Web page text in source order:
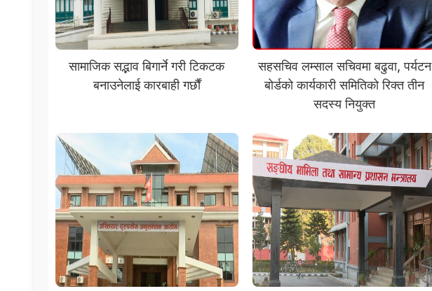
सामाजिक सद्भाव बिगार्ने गरी टिकटक
बनाउनेलाई कारबाही गर्छौं
सहसचिव लम्साल सचिवमा बढुवा, पर्यटन
बोर्डको कार्यकारी समितिको रिक्त तीन
सदस्य नियुक्त